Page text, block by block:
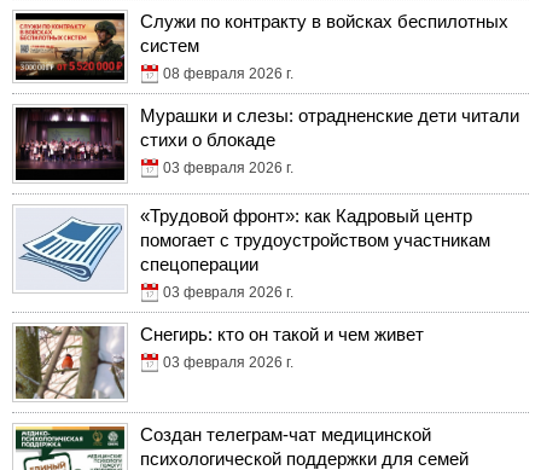
Служи по контракту в войсках беспилотных
систем
08 февраля 2026 г.
Мурашки и слезы: отрадненские дети читали
стихи о блокаде
03 февраля 2026 г.
«Трудовой фронт»: как Кадровый центр
помогает с трудоустройством участникам
спецоперации
03 февраля 2026 г.
Снегирь: кто он такой и чем живет
03 февраля 2026 г.
Создан телеграм-чат медицинской
психологической поддержки для семей